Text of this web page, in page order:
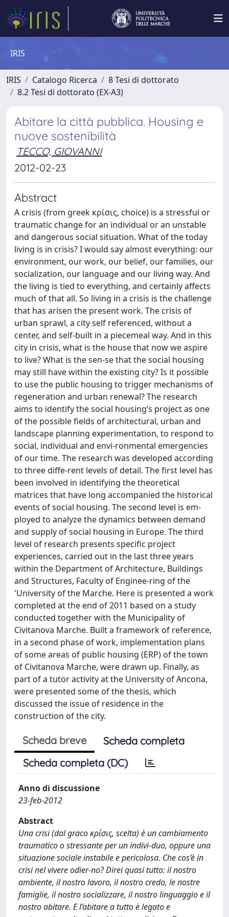
IRIS
IRIS Catalogo Ricerca
8 Tesi di dottorato
8.2 Tesi di dottorato (EX-A3)
Abitare la città pubblica. Housing e
nuove sostenibilità
TECCO, GIOVANNI
2012-02-23
Abstract
A crisis (from greek κρίσις, choice) is a stressful or
traumatic change for an individual or an unstable
and dangerous social situation. What of the today
living is in crisis? I would say almost everything: our
environment, our work, our belief, our families, our
socialization, our language and our living way. And
the living is tied to everything, and certainly affects
much of that all. So living in a crisis is the challenge
that has arisen the present work. The crisis of
urban sprawl, a city self referenced, without a
center, and self-built in a piecemeal way. And in this
city in crisis, what is the house that now we aspire
to live? What is the sen-se that the social housing
may still have within the existing city? Is it possible
to use the public housing to trigger mechanisms of
regeneration and urban renewal? The research
aims to identify the social housing’s project as one
of the possible fields of architectural, urban and
landscape planning experimentation, to respond to
social, individual and envi-ronmental emergencies
of our time. The research was developed according
to three diffe-rent levels of detail. The first level has
been involved in identifying the theoretical
matrices that have long accompanied the historical
events of social housing. The second level is em-
ployed to analyze the dynamics between demand
and supply of social housing in Europe. The third
level of research presents specific project
experiences, carried out in the last three years
within the Department of Architecture, Buildings
and Structures, Faculty of Enginee-ring of the
'University of the Marche. Here is presented a work
completed at the end of 2011 based on a study
conducted together with the Municipality of
Civitanova Marche. Built a framework of reference,
in a second phase of work, implementation plans
of some areas of public housing (ERP) of the town
of Civitanova Marche, were drawn up. Finally, as
part of a tutor activity at the University of Ancona,
were presented some of the thesis, which
discussed the issue of residence in the
construction of the city.
Scheda breve
Scheda completa
Scheda completa (DC)
Anno di discussione
23-feb-2012
Abstract
Una crisi (dal graco κρίσις, scelta) è un cambiamento
traumatico o stressante per un indivi-duo, oppure una
situazione sociale instabile e pericolosa. Che cos’è in
crisi nel vivere odier-no? Direi quasi tutto: il nostro
ambiente, il nostro lavoro, il nostro credo, le nostre
famiglie, il nostro socializzare, il nostro linguaggio e il
nostro abitare. E l’abitare a tutto è legato e